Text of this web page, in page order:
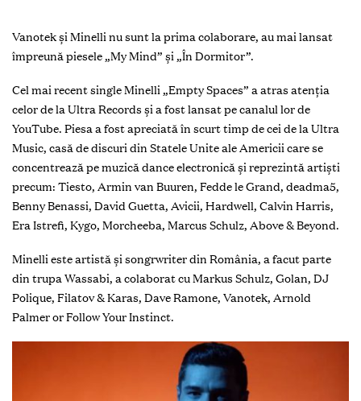
Vanotek și Minelli nu sunt la prima colaborare, au mai lansat
împreună piesele „My Mind” și „În Dormitor”.
Cel mai recent single Minelli „Empty Spaces” a atras atenția
celor de la Ultra Records și a fost lansat pe canalul lor de
YouTube. Piesa a fost apreciată în scurt timp de cei de la Ultra
Music, casă de discuri din Statele Unite ale Americii care se
concentrează pe muzică dance electronică și reprezintă artiști
precum: Tiesto, Armin van Buuren, Fedde le Grand, deadma5,
Benny Benassi, David Guetta, Avicii, Hardwell, Calvin Harris,
Era Istrefi, Kygo, Morcheeba, Marcus Schulz, Above & Beyond.
Minelli este artistă și songrwriter din România, a facut parte
din trupa Wassabi, a colaborat cu Markus Schulz, Golan, DJ
Polique, Filatov & Karas, Dave Ramone, Vanotek, Arnold
Palmer or Follow Your Instinct.